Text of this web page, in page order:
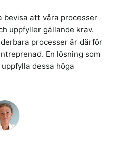
bevisa att våra processer
uppfyller gällande krav.
processer är därför
En lösning som
dessa höga